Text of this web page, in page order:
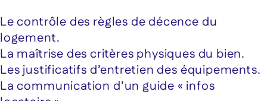
Le contrôle des règles de décence du
logement.
La maîtrise des critères physiques du bien.
Les justificatifs d’entretien des équipements.
La communication d’un guide « infos